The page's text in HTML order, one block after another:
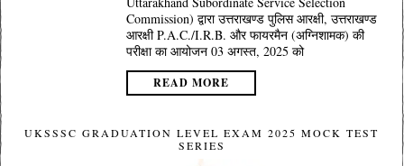
Commission) द्वारा उत्तराखण्ड पुलिस आरक्षी, उत्तराखण्ड
आरक्षी P.A.C./I.R.B. और फायरमैन (अग्निशामक) की
परीक्षा का आयोजन 03 अगस्त, 2025 को
READ MORE
UKSSSC GRADUATION LEVEL EXAM 2025 MOCK TEST
SERIES